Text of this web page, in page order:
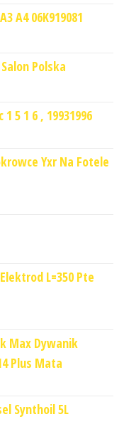
A4 06K919081
Polska
5 1 6 , 19931996
Yxr Na Fotele
L=350 Pte
Max Dywanik
Plus Mata
Synthoil 5L